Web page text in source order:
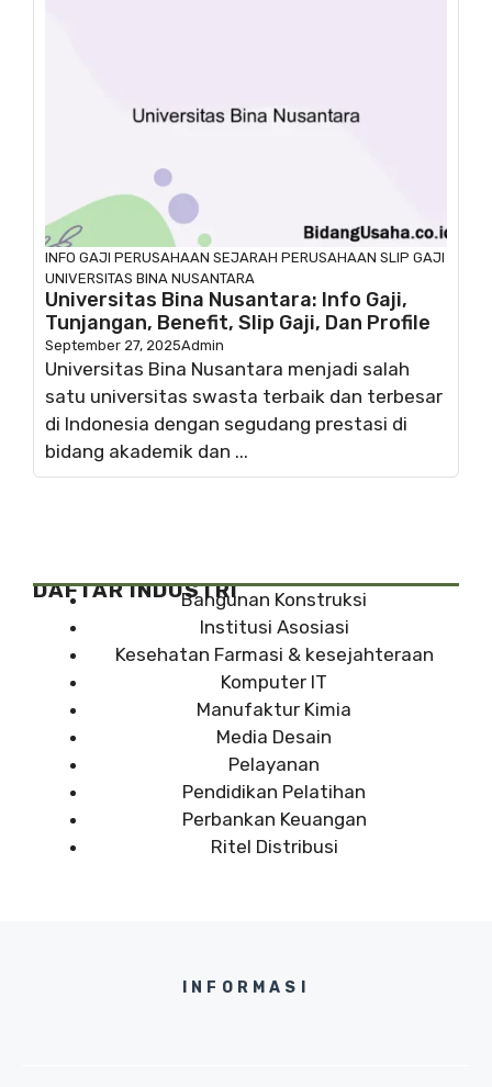
INFO GAJI PERUSAHAAN SEJARAH PERUSAHAAN SLIP GAJI
UNIVERSITAS BINA NUSANTARA
Universitas Bina Nusantara: Info Gaji,
Tunjangan, Benefit, Slip Gaji, Dan Profile
September 27, 2025Admin
Universitas Bina Nusantara menjadi salah
satu universitas swasta terbaik dan terbesar
di Indonesia dengan segudang prestasi di
bidang akademik dan ...
DAFTAR INDUSTRIBangunan Konstruksi
Institusi Asosiasi
Kesehatan Farmasi & kesejahteraan
Komputer IT
Manufaktur Kimia
Media Desain
Pelayanan
Pendidikan Pelatihan
Perbankan Keuangan
Ritel Distribusi
INFORMASI